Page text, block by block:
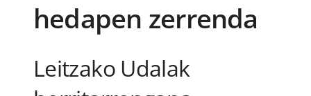
hedapen zerrenda
Leitzako Udalak